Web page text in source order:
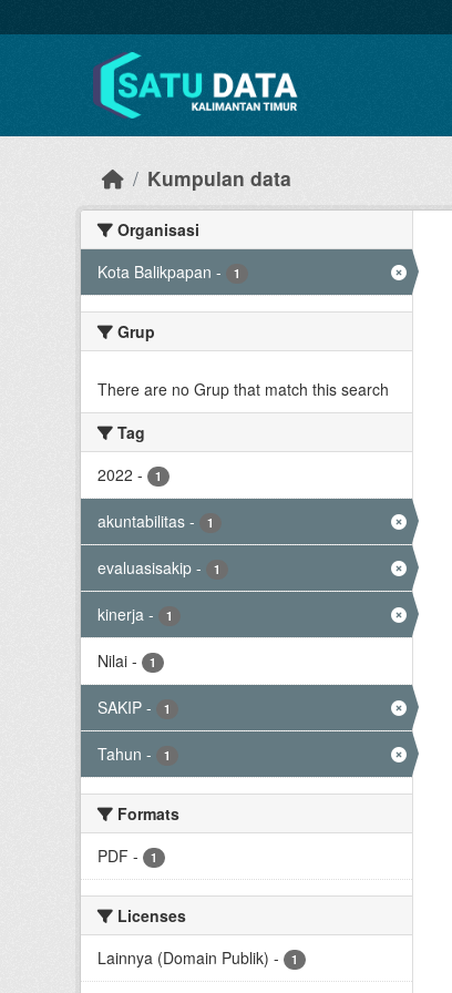
Kumpulan data
Organisasi
Kota Balikpapan - 1
Grup
There are no Grup that match this search
Tag
2022 - 1
akuntabilitas - 1
evaluasisakip - 1
kinerja - 1
Nilai - 1
SAKIP - 1
Tahun - 1
Formats
PDF - 1
Licenses
Lainnya (Domain Publik) - 1